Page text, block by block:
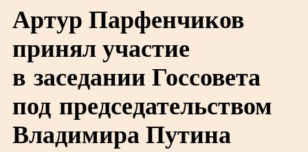
Артур Парфенчиков
принял участие
в заседании Госсовета
под председательством
Владимира Путина